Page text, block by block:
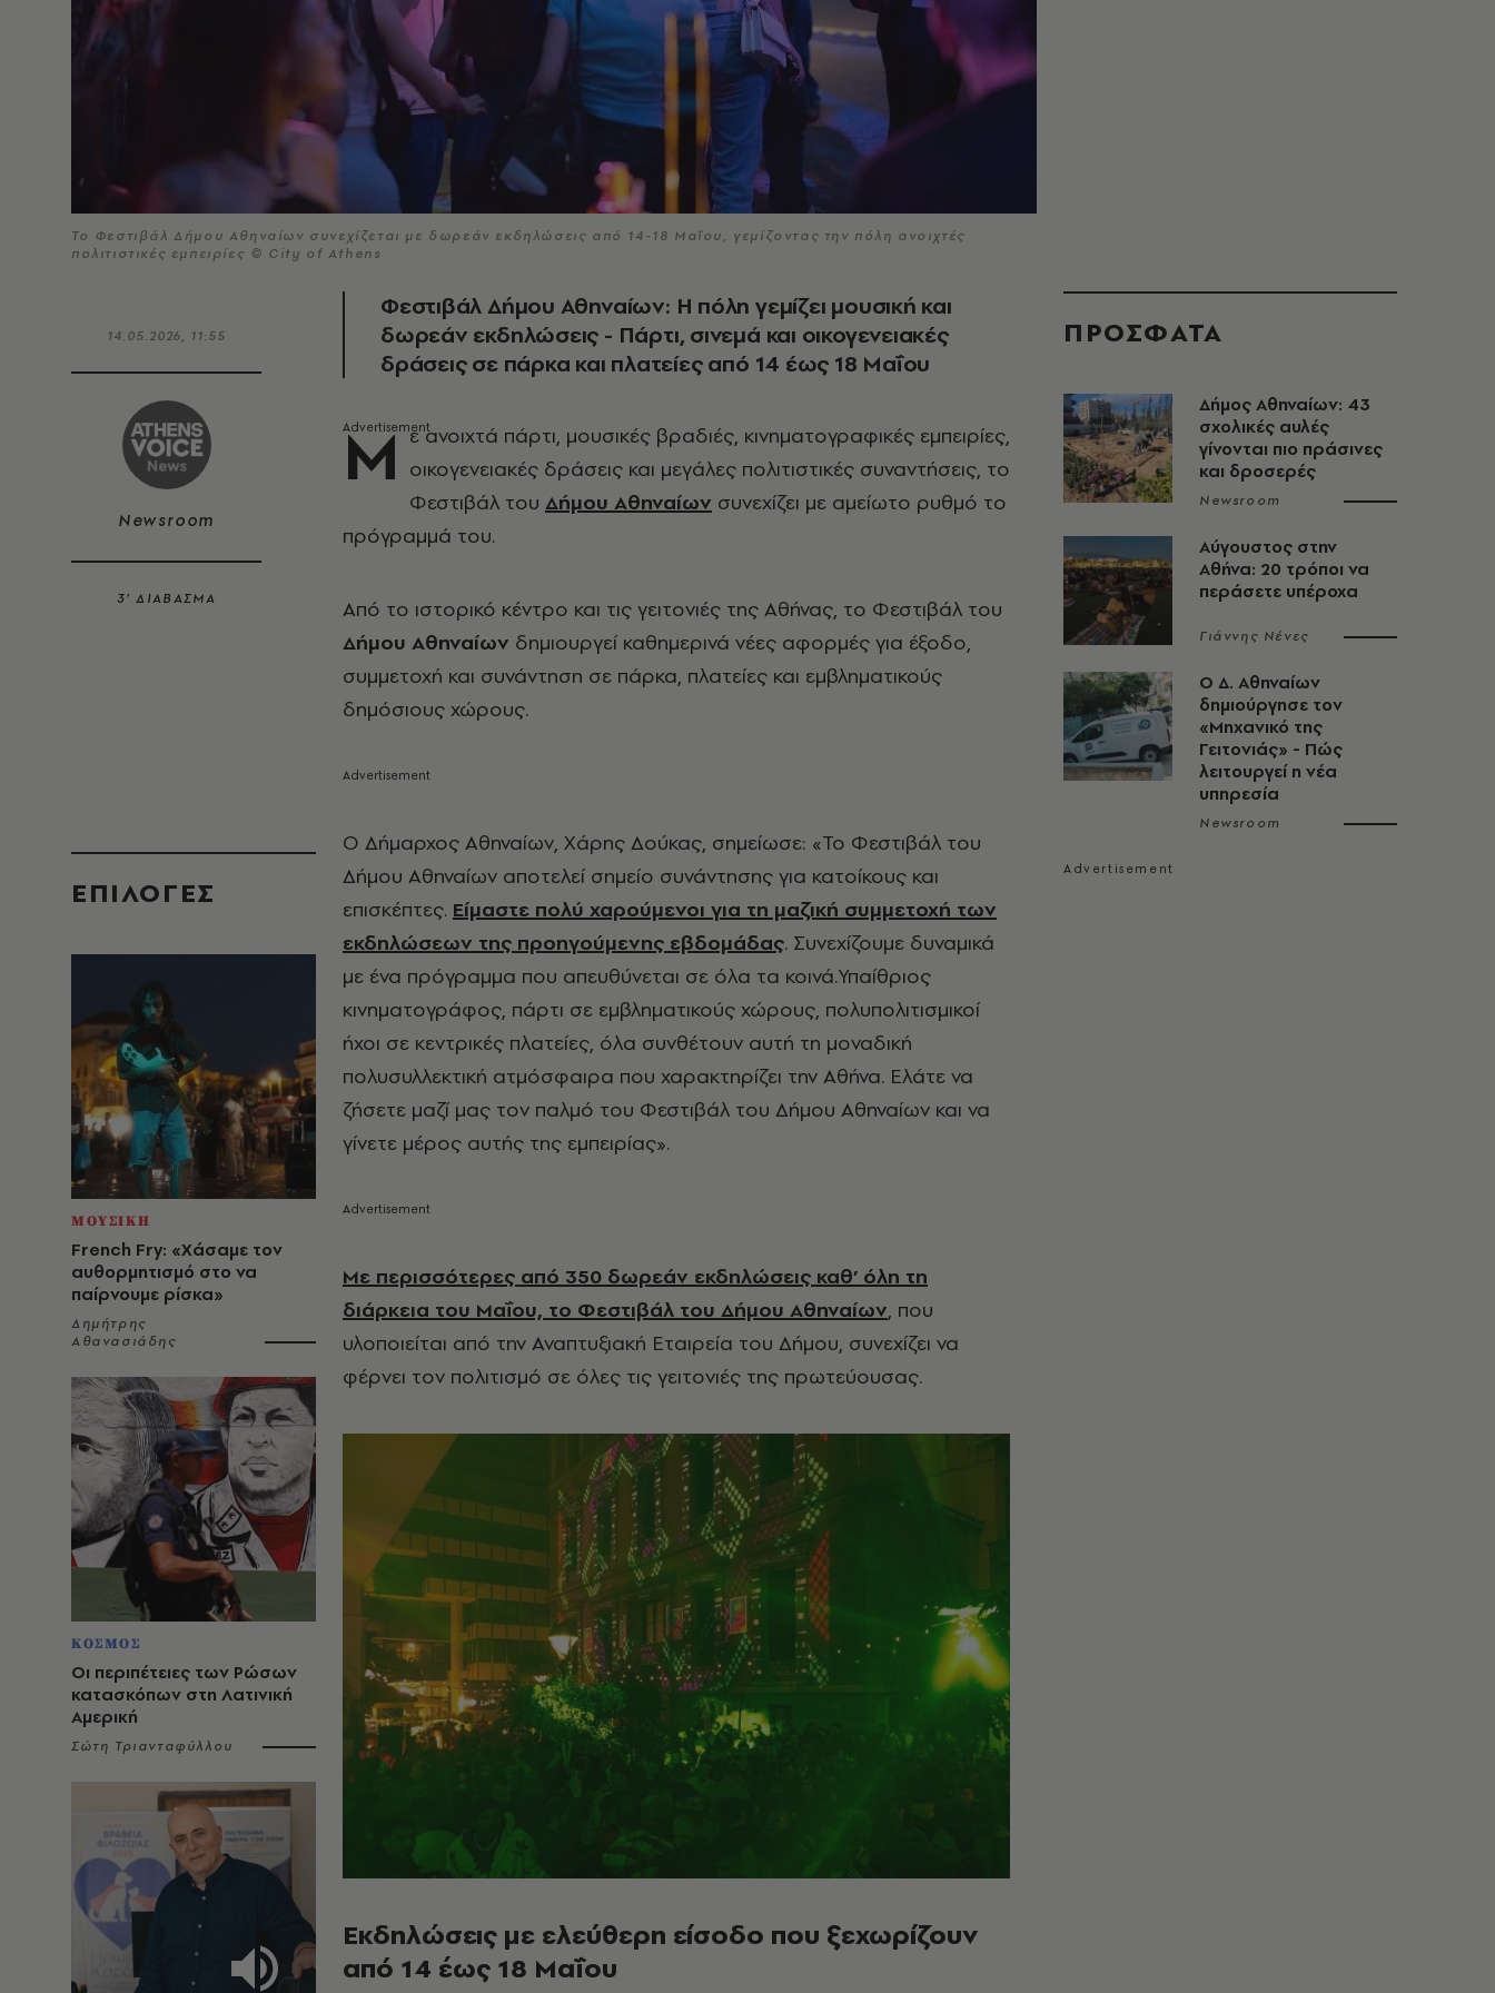
Το Φεστιβάλ Δήμου Αθηναίων συνεχίζεται με δωρεάν εκδηλώσεις από 14-18 Μαΐου, γεμίζοντας την πόλη ανοιχτές
πολιτιστικές εμπειρίες © City of Athens
14.05.2026, 11:55
Newsroom
3’ ΔΙΑΒΑΣΜΑ
EΠΙΛΟΓΈΣ
ΜΟΥΣΙΚΗ
French Fry: «Χάσαμε τον
αυθορμητισμό στο να
παίρνουμε ρίσκα»
Δημήτρης
Αθανασιάδης
ΚΟΣΜΟΣ
Οι περιπέτειες των Ρώσων
κατασκόπων στη Λατινική
Αμερική
Σώτη Τριανταφύλλου
Φεστιβάλ Δήμου Αθηναίων: Η πόλη γεμίζει μουσική και
δωρεάν εκδηλώσεις - Πάρτι, σινεμά και οικογενειακές
δράσεις σε πάρκα και πλατείες από 14 έως 18 Μαΐου
Μ ε ανοιχτά πάρτι, μουσικές βραδιές, κινηματογραφικές εμπειρίες,
οικογενειακές δράσεις και μεγάλες πολιτιστικές συναντήσεις, το
Φεστιβάλ του Δήμου Αθηναίων συνεχίζει με αμείωτο ρυθμό το
πρόγραμμά του.
Από το ιστορικό κέντρο και τις γειτονιές της Αθήνας, το Φεστιβάλ του
Δήμου Αθηναίων δημιουργεί καθημερινά νέες αφορμές για έξοδο,
συμμετοχή και συνάντηση σε πάρκα, πλατείες και εμβληματικούς
δημόσιους χώρους.
Ο Δήμαρχος Αθηναίων, Χάρης Δούκας, σημείωσε: «Το Φεστιβάλ του
Δήμου Αθηναίων αποτελεί σημείο συνάντησης για κατοίκους και
επισκέπτες. Είμαστε πολύ χαρούμενοι για τη μαζική συμμετοχή των
εκδηλώσεων της προηγούμενης εβδομάδας. Συνεχίζουμε δυναμικά
με ένα πρόγραμμα που απευθύνεται σε όλα τα κοινά.Υπαίθριος
κινηματογράφος, πάρτι σε εμβληματικούς χώρους, πολυπολιτισμικοί
ήχοι σε κεντρικές πλατείες, όλα συνθέτουν αυτή τη μοναδική
πολυσυλλεκτική ατμόσφαιρα που χαρακτηρίζει την Αθήνα. Ελάτε να
ζήσετε μαζί μας τον παλμό του Φεστιβάλ του Δήμου Αθηναίων και να
γίνετε μέρος αυτής της εμπειρίας».
Με περισσότερες από 350 δωρεάν εκδηλώσεις καθ’ όλη τη
διάρκεια του Μαΐου, το Φεστιβάλ του Δήμου Αθηναίων, που
υλοποιείται από την Αναπτυξιακή Εταιρεία του Δήμου, συνεχίζει να
φέρνει τον πολιτισμό σε όλες τις γειτονιές της πρωτεύουσας.
Εκδηλώσεις με ελεύθερη είσοδο που ξεχωρίζουν
από 14 έως 18 Μαΐου
ΠΡΟΣΦΑΤΑ
Δήμος Αθηναίων: 43
σχολικές αυλές
γίνονται πιο πράσινες
και δροσερές
Newsroom
Αύγουστος στην
Αθήνα: 20 τρόποι να
περάσετε υπέροχα
Γιάννης Νένες
Ο Δ. Αθηναίων
δημιούργησε τον
«Μηχανικό της
Γειτονιάς» - Πώς
λειτουργεί η νέα
υπηρεσία
Newsroom